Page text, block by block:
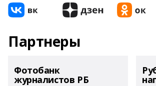
Партнеры
Фотобанк
журналистов РБ